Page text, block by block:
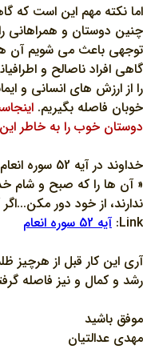
اما نکته مهم اين است که
چنين دوستان و همراهاني
توجهي باعث مي شويم آن
گاهي افراد ناصالح و
را از ارزش هاي انساني و
خوبان فاصله بگيريم.
دوستان خوب را به خاطر
خداوند در آيه 52 سوره انعام مي فرمايد:
« آن ها را که صبح و شام
ندارند، از خود دور
Link: آيه 52 سوره انعام
آري اين کار قبل از
رشد و کمال و نيز فاصله
موفق باشيد
مهدي عدالتيان